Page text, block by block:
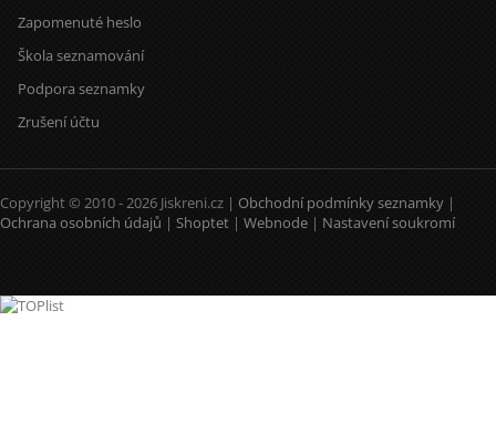
Zapomenuté heslo
Škola seznamování
Podpora seznamky
Zrušení účtu
Copyright © 2010 - 2026 Jiskreni.cz | Obchodní podmínky seznamky |
Ochrana osobních údajů | Shoptet | Webnode | Nastavení soukromí